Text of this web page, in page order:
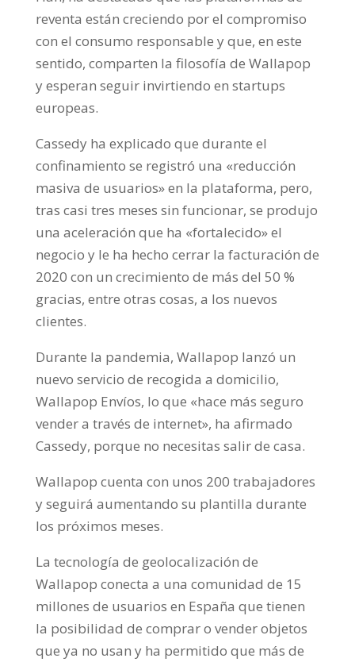
reventa están creciendo por el compromiso
con el consumo responsable y que, en este
sentido, comparten la filosofía de Wallapop
y esperan seguir invirtiendo en startups
europeas.
Cassedy ha explicado que durante el
confinamiento se registró una «reducción
masiva de usuarios» en la plataforma, pero,
tras casi tres meses sin funcionar, se produjo
una aceleración que ha «fortalecido» el
negocio y le ha hecho cerrar la facturación de
2020 con un crecimiento de más del 50 %
gracias, entre otras cosas, a los nuevos
clientes.
Durante la pandemia, Wallapop lanzó un
nuevo servicio de recogida a domicilio,
Wallapop Envíos, lo que «hace más seguro
vender a través de internet», ha afirmado
Cassedy, porque no necesitas salir de casa.
Wallapop cuenta con unos 200 trabajadores
y seguirá aumentando su plantilla durante
los próximos meses.
La tecnología de geolocalización de
Wallapop conecta a una comunidad de 15
millones de usuarios en España que tienen
la posibilidad de comprar o vender objetos
que ya no usan y ha permitido que más de